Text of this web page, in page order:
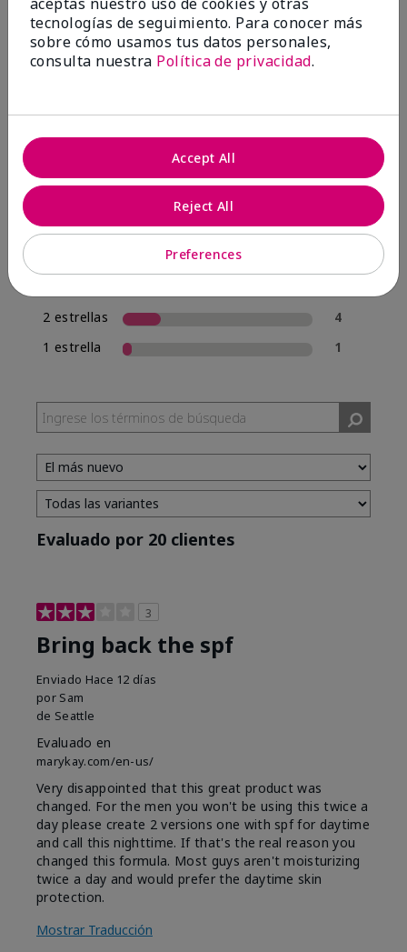
4.0
70% de los encuestados recomendaría a un amigo.
5 estrellas
12
2 estrellas
4
1 estrella
1
Evaluado por 20 clientes
3
Bring back the spf
Enviado Hace 12 días
por Sam
de Seattle
Evaluado en
marykay.com/en-us/
Very disappointed that this great product was
changed. For the men you won't be using this twice a
day please create 2 versions one with spf for daytime
and call this nighttime. If that's the real reason you
changed this formula. Most guys aren't moisturizing
twice a day and would prefer the daytime skin
protection.
Mostrar Traducción
tecnologías de seguimiento. Para conocer más
sobre cómo usamos tus datos personales,
consulta nuestra Política de privacidad.
Preferences
Reject All
Accept All